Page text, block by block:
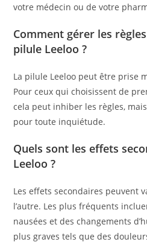
votre médecin ou de votre
Comment gérer les
pilule Leeloo ?
La pilule Leeloo peut être prise
Pour ceux qui choisissent de
cela peut inhiber les règles,
pour toute inquiétude.
Quels sont les effets
Leeloo ?
Les effets secondaires peuvent
l’autre. Les plus fréquents
nausées et des changements
plus graves tels que des